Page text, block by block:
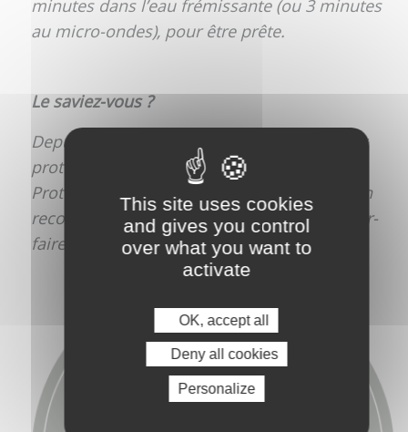
minutes dans l’eau frémissante (ou 3 minutes
au micro-ondes), pour être prête.
Le saviez-vous ?
Depuis 2013, la saucisse de Montbéliard est
protégée par une Indication Géographique
Protégée (IGP). Ce signe de qualité européen
reconnait ses qualités originelles et le savoir-
faire des fabricants de Franche-Comté.
This site uses cookies
and gives you control
over what you want to
activate
OK, accept all
Deny all cookies
Personalize